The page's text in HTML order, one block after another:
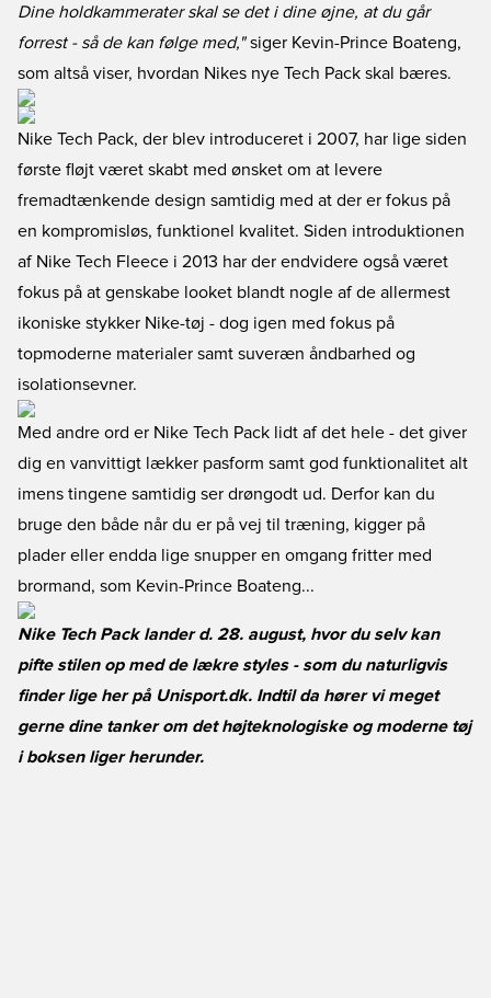
Dine holdkammerater skal se det i dine øjne, at du går
forrest - så de kan følge med,"siger Kevin-Prince Boateng,
som altså viser, hvordan Nikes nye Tech Pack skal bæres.
Nike Tech Pack, der blev introduceret i 2007, har lige siden
første fløjt været skabt med ønsket om at levere
fremadtænkende design samtidig med at der er fokus på
en kompromisløs, funktionel kvalitet. Siden introduktionen
af Nike Tech Fleece i 2013 har der endvidere også været
fokus på at genskabe looket blandt nogle af de allermest
ikoniske stykker Nike-tøj - dog igen med fokus på
topmoderne materialer samt suveræn åndbarhed og
isolationsevner.
Med andre ord er Nike Tech Pack lidt af det hele - det giver
dig en vanvittigt lækker pasform samt god funktionalitet alt
imens tingene samtidig ser drøngodt ud. Derfor kan du
bruge den både når du er på vej til træning, kigger på
plader eller endda lige snupper en omgang fritter med
brormand, som Kevin-Prince Boateng...
Nike Tech Pack lander d. 28. august, hvor du selv kan
pifte stilen op med de lækre styles - som du naturligvis
finder lige her på Unisport.dk. Indtil da hører vi meget
gerne dine tanker om det højteknologiske og moderne tøj
i boksen liger herunder.